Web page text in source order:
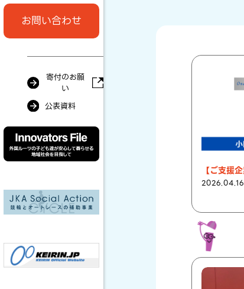
お問い合わせ
寄付のお願
い
公表資料
2026.04.16